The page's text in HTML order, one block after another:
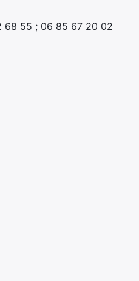
68 55 ; 06 85 67 20 02